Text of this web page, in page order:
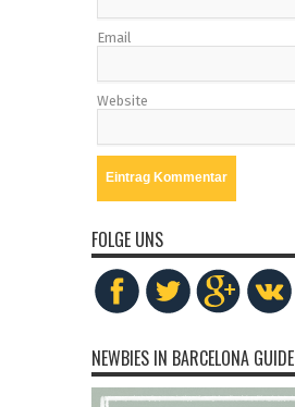
Email
Website
FOLGE UNS
NEWBIES IN BARCELONA GUIDE